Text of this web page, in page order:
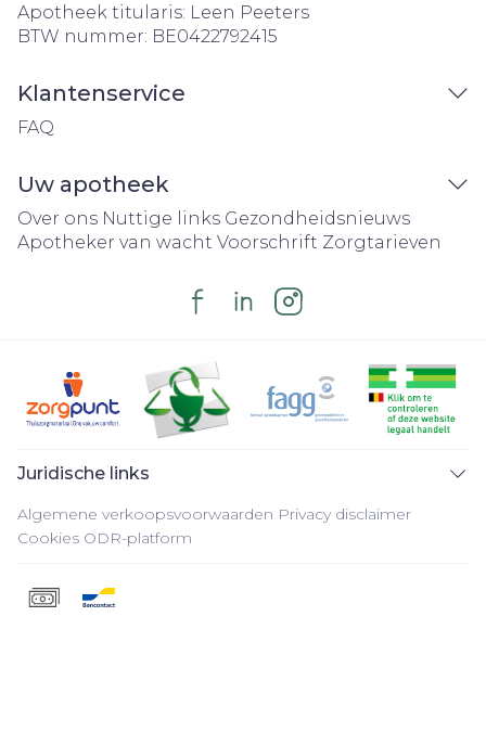
Apotheek titularis: Leen Peeters
BTW nummer: BE0422792415
Klantenservice
FAQ
Uw apotheek
Over ons Nuttige links Gezondheidsnieuws
Apotheker van wacht Voorschrift Zorgtarieven
Juridische links
Algemene verkoopsvoorwaarden Privacy disclaimer
Cookies ODR-platform